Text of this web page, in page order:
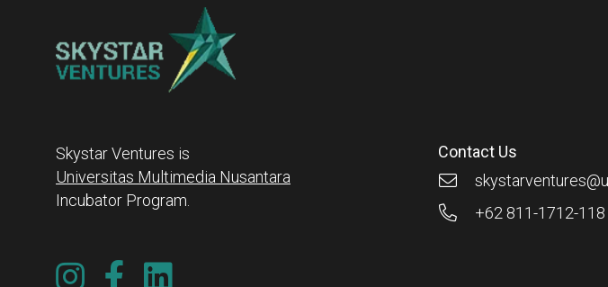
Skystar Ventures is
Universitas Multimedia Nusantara
Incubator Program.
Contact Us
+62 811-1712-118